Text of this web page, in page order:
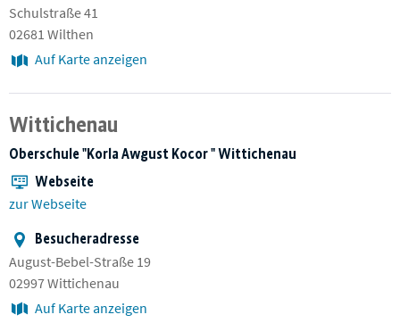
Schulstraße 41
02681 Wilthen
Auf Karte anzeigen
Wittichenau
Oberschule "Korla Awgust Kocor " Wittichenau
Webseite
zur Webseite
Besucheradresse
August-Bebel-Straße 19
02997 Wittichenau
Auf Karte anzeigen